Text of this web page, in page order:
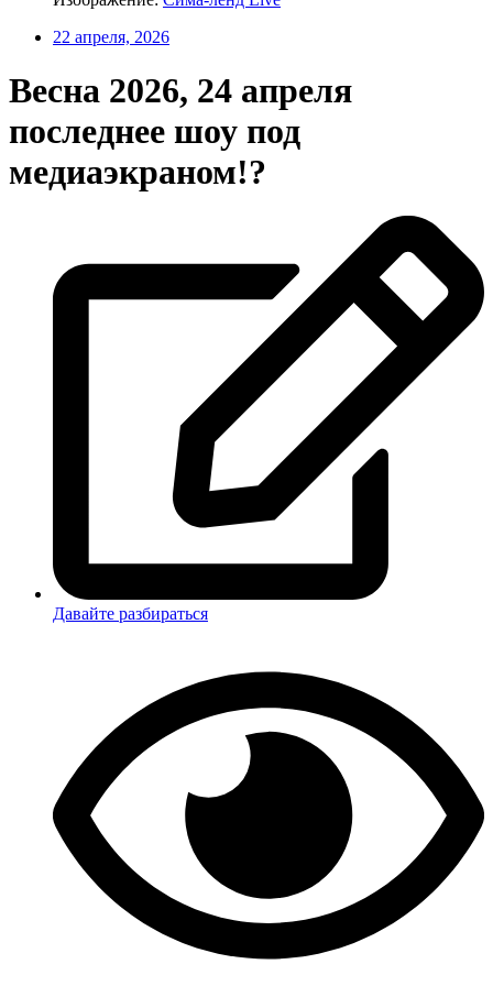
22 апреля, 2026
Весна 2026, 24 апреля
последнее шоу под
медиаэкраном!?
Давайте разбираться